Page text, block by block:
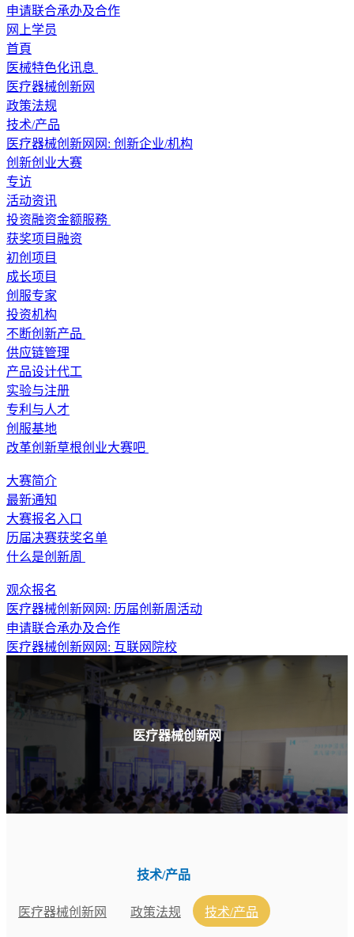
申请联合承办及合作
网上学员
首頁
医械特色化讯息
医疗器械创新网
政策法规
技术/产品
医疗器械创新网网: 创新企业/机构
创新创业大赛
专访
活动资讯
投资融资金额服務
获奖项目融资
初创项目
成长项目
创服专家
投资机构
不断创新产品
供应链管理
产品设计代工
实验与注册
专利与人才
创服基地
改革创新草根创业大赛吧
大赛简介
最新通知
大赛报名入口
历届决赛获奖名单
什么是创新周
观众报名
医疗器械创新网网: 历届创新周活动
申请联合承办及合作
医疗器械创新网网: 互联网院校
医疗器械创新网
技术/产品
医疗器械创新网 政策法规 技术/产品